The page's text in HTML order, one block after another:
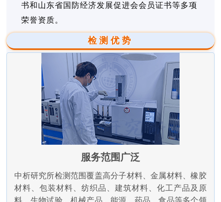
书和山东省国防经济发展促进会会员证书等多项
荣誉资质。
检测优势
服务范围广泛
中析研究所检测范围覆盖高分子材料、金属材料、橡胶
材料、包装材料、纺织品、建筑材料、化工产品及原